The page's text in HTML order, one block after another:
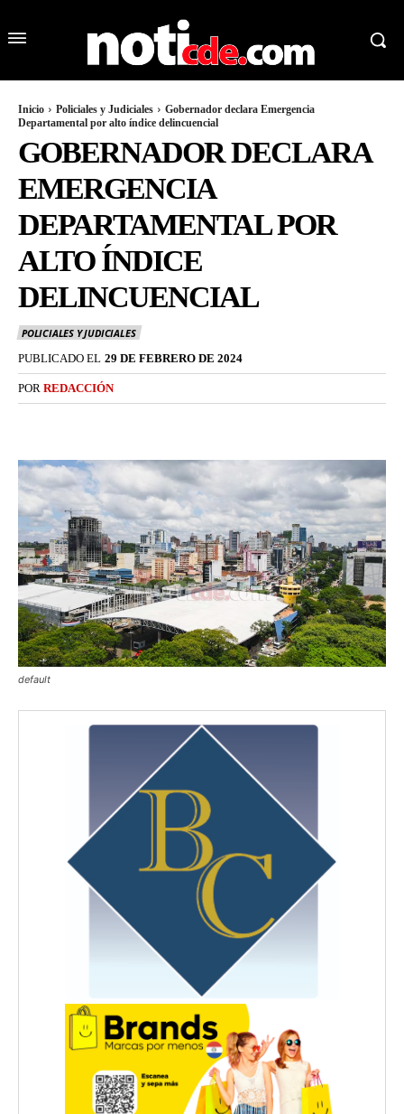
Inicio Policiales y Judiciales
Gobernador declara Emergencia
Departamental por alto índice delincuencial
GOBERNADOR DECLARA
EMERGENCIA
DEPARTAMENTAL POR
ALTO ÍNDICE
DELINCUENCIAL
POLICIALES Y JUDICIALES
PUBLICADO EL 29 DE FEBRERO DE 2024
POR REDACCIÓN
default